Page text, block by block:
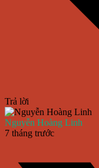
Trả lời
Nguyễn Hoàng Linh
7 tháng trước